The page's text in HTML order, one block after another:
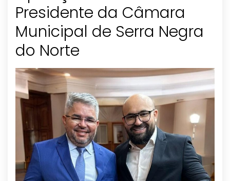
Presidente da Câmara
Municipal de Serra Negra
do Norte